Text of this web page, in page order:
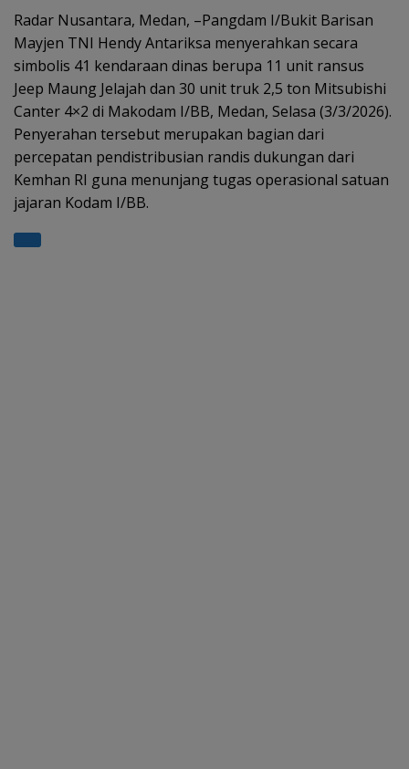
s
A
p
p
gr
a
m
b
o
o
k
er e
Radar Nusantara, Medan, –Pangdam I/Bukit Barisan
Mayjen TNI Hendy Antariksa menyerahkan secara
simbolis 41 kendaraan dinas berupa 11 unit ransus
Jeep Maung Jelajah dan 30 unit truk 2,5 ton Mitsubishi
Canter 4×2 di Makodam I/BB, Medan, Selasa (3/3/2026).
Penyerahan tersebut merupakan bagian dari
percepatan pendistribusian randis dukungan dari
Kemhan RI guna menunjang tugas operasional satuan
jajaran Kodam I/BB.